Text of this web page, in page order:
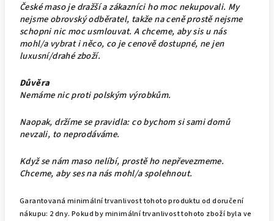
České maso je dražší a zákazníci ho moc nekupovali. My
nejsme obrovský odběratel, takže na ceně prostě nejsme
schopni nic moc usmlouvat. A chceme, aby sis u nás
mohl/a vybrat i něco, co je cenově dostupné, ne jen
luxusní/drahé zboží.
Důvěra
Nemáme nic proti polským výrobkům.
Naopak, držíme se pravidla: co bychom si sami domů
nevzali, to neprodáváme.
Když se nám maso nelíbí, prostě ho nepřevezmeme.
Chceme, aby ses na nás mohl/a spolehnout.
Garantovaná minimální trvanlivost tohoto produktu od doručení
nákupu: 2 dny. Pokud by minimální trvanlivost tohoto zboží byla ve